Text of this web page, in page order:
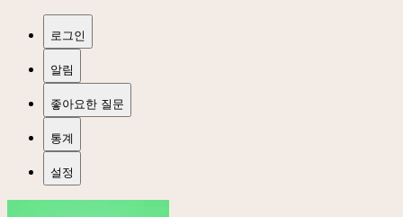
로그인
알림
좋아요한 질문
통계
설정